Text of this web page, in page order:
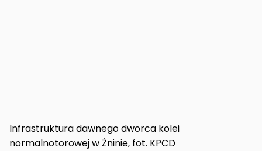
Infrastruktura dawnego dworca kolei
normalnotorowej w Żninie, fot. KPCD